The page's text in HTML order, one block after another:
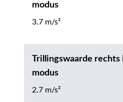
modus
3.7 m/s²
Trillingswaarde rechts
modus
2.7 m/s²